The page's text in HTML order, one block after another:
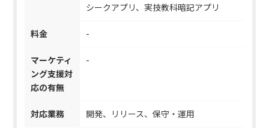
シークアプリ、実技教科暗記アプリ
料金 -
マーケティ
ング支援対
応の有無
-
対応業務 開発、リリース、保守・運用